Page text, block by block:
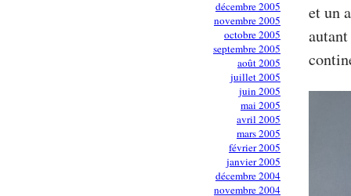
décembre 2005
novembre 2005
octobre 2005
septembre 2005
août 2005
juillet 2005
juin 2005
mai 2005
avril 2005
mars 2005
février 2005
janvier 2005
décembre 2004
novembre 2004
et un